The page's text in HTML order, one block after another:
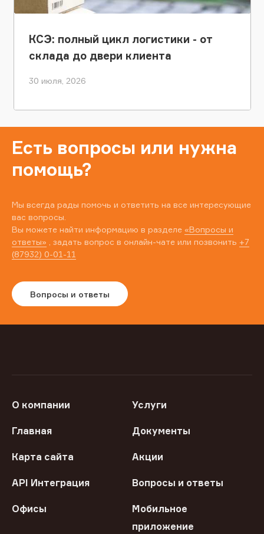
КСЭ: полный цикл логистики - от
склада до двери клиента
30 июля, 2026
Есть вопросы или нужна
помощь?
Мы всегда рады помочь и ответить на все интересующие
вас вопросы.
Вы можете найти информацию в разделе «Вопросы и
ответы» , задать вопрос в онлайн-чате или позвонить +7
(87932) 0-01-11
Вопросы и ответы
О компании Услуги
Главная Документы
Карта сайта Акции
API Интеграция Вопросы и ответы
Офисы
Мобильное
приложение